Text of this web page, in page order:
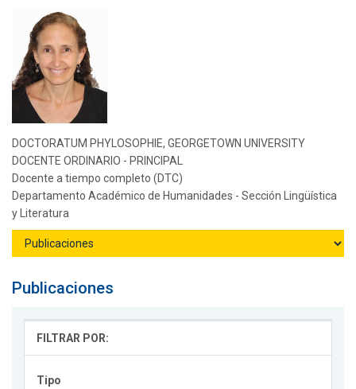
DOCTORATUM PHYLOSOPHIE, GEORGETOWN UNIVERSITY
DOCENTE ORDINARIO - PRINCIPAL
Docente a tiempo completo (DTC)
Departamento Académico de Humanidades - Sección Lingüística
y Literatura
Publicaciones
FILTRAR POR:
Tipo